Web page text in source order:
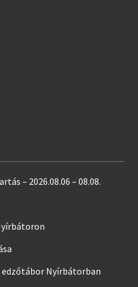
– 2026.08.06 – 08.08.
Nyírbátorban